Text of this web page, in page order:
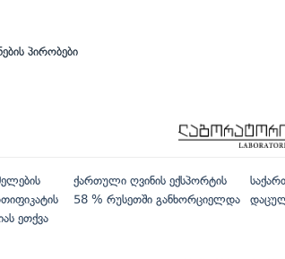
პირობები
ეთქვა
ქართული ღვინის ექსპორტის
58 % რუსეთში განხორციელდა